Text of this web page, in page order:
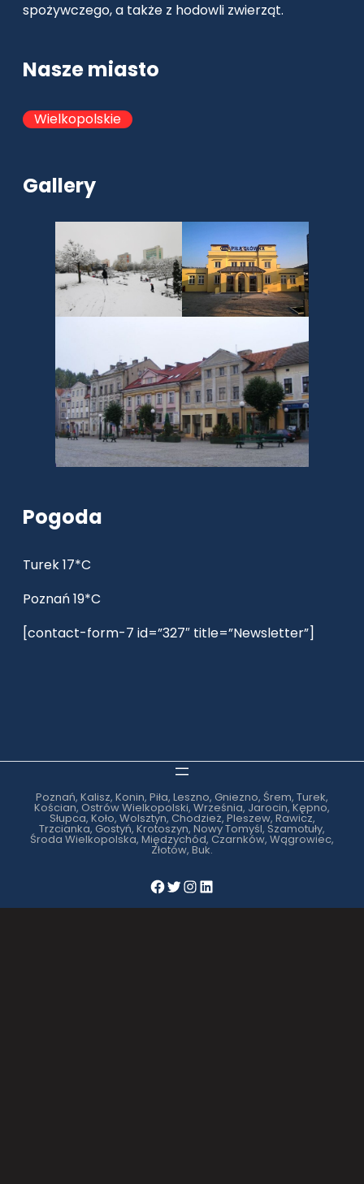
spożywczego, a także z hodowli zwierząt.
Nasze miasto
Wielkopolskie
Gallery
Pogoda
Turek 17*C
Poznań 19*C
[contact-form-7 id=”327″ title=”Newsletter”]
Poznań, Kalisz, Konin, Piła, Leszno, Gniezno, Śrem, Turek,
Kościan, Ostrów Wielkopolski, Września, Jarocin, Kępno,
Słupca, Koło, Wolsztyn, Chodzież, Pleszew, Rawicz,
Trzcianka, Gostyń, Krotoszyn, Nowy Tomyśl, Szamotuły,
Środa Wielkopolska, Międzychód, Czarnków, Wągrowiec,
Złotów, Buk.
Facebook Twitter Instagram LinkedIn